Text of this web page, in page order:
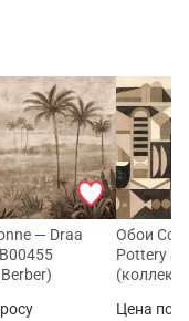
— Draa
Обои
Pottery
Цена по